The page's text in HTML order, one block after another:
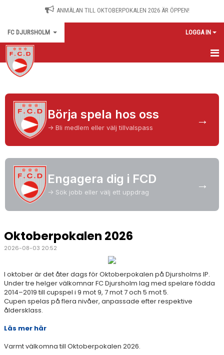
ANMÄLAN TILL OKTOBERPOKALEN 2026 ÄR ÖPPEN!
FC DJURSHOLM LOGGA IN
START
NYHETER
OM KLUBBEN
MATCHER
VÅRA LAG | TRÄNARE
KONTAKT
Börja spela hos oss
-> Bli medlem eller välj tillvalspass →
Engagera dig i FCD
-> Sök jobb eller välj ett uppdrag →
Oktoberpokalen 2026
2026-08-03 20:52
I oktober är det åter dags för Oktoberpokalen på Djursholms IP.
Under tre helger välkomnar FC Djursholm lag med spelare födda
2014–2019 till cupspel i 9 mot 9, 7 mot 7 och 5 mot 5.
Cupen spelas på flera nivåer, anpassade efter respektive
åldersklass.
Läs mer här
Varmt välkomna till Oktoberpokalen 2026.